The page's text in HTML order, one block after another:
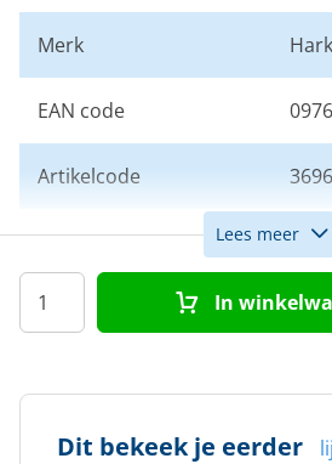
Merk
EAN code
Artikelcode
Aantal schijven 1
Schijfdiameter (mm) 29
Lees meer
In
Dit bekeek je eerder